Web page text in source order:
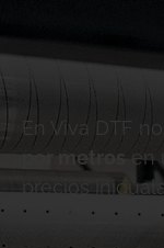
En Viva DTF
por metros
en
precios